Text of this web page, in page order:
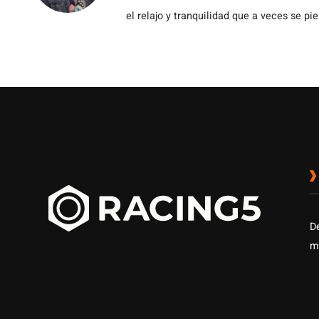
el relajo y tranquilidad que a veces se